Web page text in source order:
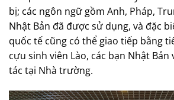
bị; các ngôn ngữ gồm Anh, Pháp,
Nhật Bản đã được sử dụng, và đặc
quốc tế cũng có thể giao tiếp bằng
cựu sinh viên Lào, các bạn Nhật Bản
tác tại Nhà trường.